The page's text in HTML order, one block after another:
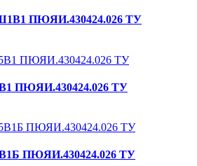
ПЮЯИ.430424.026 ТУ
ПЮЯИ.430424.026 ТУ
ПЮЯИ.430424.026 ТУ